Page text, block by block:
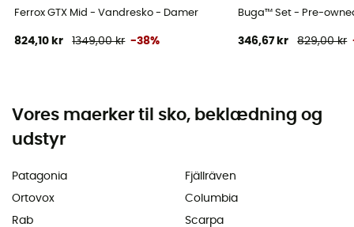
Ferrox GTX Mid - Vandresko - Damer
824,10 kr 1349,00 kr -38%
Buga™ Set - Pre-
346,67 kr 829,00 kr
Vores maerker til sko, beklædning og
udstyr
Patagonia
Ortovox
Rab
Fjällräven
Columbia
Scarpa